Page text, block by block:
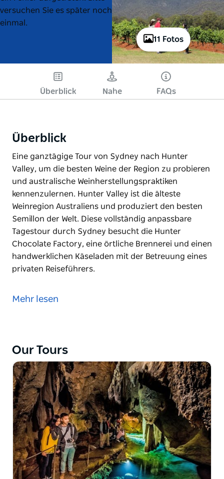
11 Fotos
versuchen Sie es später noch
einmal.
Überblick Nahe FAQs
Überblick
Eine ganztägige Tour von Sydney nach Hunter
Valley, um die besten Weine der Region zu probieren
und australische Weinherstellungspraktiken
kennenzulernen. Hunter Valley ist die älteste
Weinregion Australiens und produziert den besten
Semillon der Welt. Diese vollständig anpassbare
Tagestour durch Sydney besucht die Hunter
Chocolate Factory, eine örtliche Brennerei und einen
handwerklichen Käseladen mit der Betreuung eines
privaten Reiseführers.
Valley, um die besten Weine der Region zu probieren
Semillon der Welt. Diese vollständig anpassbare
Tagestour durch Sydney besucht die Hunter
Chocolate Factory, eine örtliche Brennerei und einen
handwerklichen Käseladen mit der Betreuung eines
privaten Reiseführers.
Mehr lesen
Our Tours